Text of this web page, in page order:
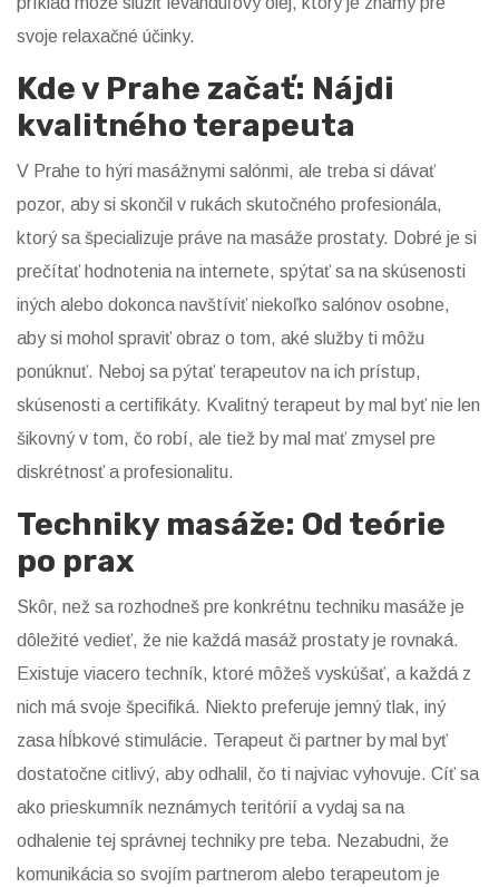
svoje relaxačné účinky.
Kde v Prahe začať: Nájdi
kvalitného terapeuta
V Prahe to hýri masážnymi salónmi, ale treba si dávať
pozor, aby si skončil v rukách skutočného profesionála,
ktorý sa špecializuje práve na masáže prostaty. Dobré je si
prečítať hodnotenia na internete, spýtať sa na skúsenosti
iných alebo dokonca navštíviť niekoľko salónov osobne,
aby si mohol spraviť obraz o tom, aké služby ti môžu
ponúknuť. Neboj sa pýtať terapeutov na ich prístup,
skúsenosti a certifikáty. Kvalitný terapeut by mal byť nie len
šikovný v tom, čo robí, ale tiež by mal mať zmysel pre
diskrétnosť a profesionalitu.
Techniky masáže: Od teórie
po prax
Skôr, než sa rozhodneš pre konkrétnu techniku masáže je
dôležité vedieť, že nie každá masáž prostaty je rovnaká.
Existuje viacero techník, ktoré môžeš vyskúšať, a každá z
nich má svoje špecifiká. Niekto preferuje jemný tlak, iný
zasa hĺbkové stimulácie. Terapeut či partner by mal byť
dostatočne citlivý, aby odhalil, čo ti najviac vyhovuje. Cíť sa
ako prieskumník neznámych teritórií a vydaj sa na
odhalenie tej správnej techniky pre teba. Nezabudni, že
komunikácia so svojím partnerom alebo terapeutom je